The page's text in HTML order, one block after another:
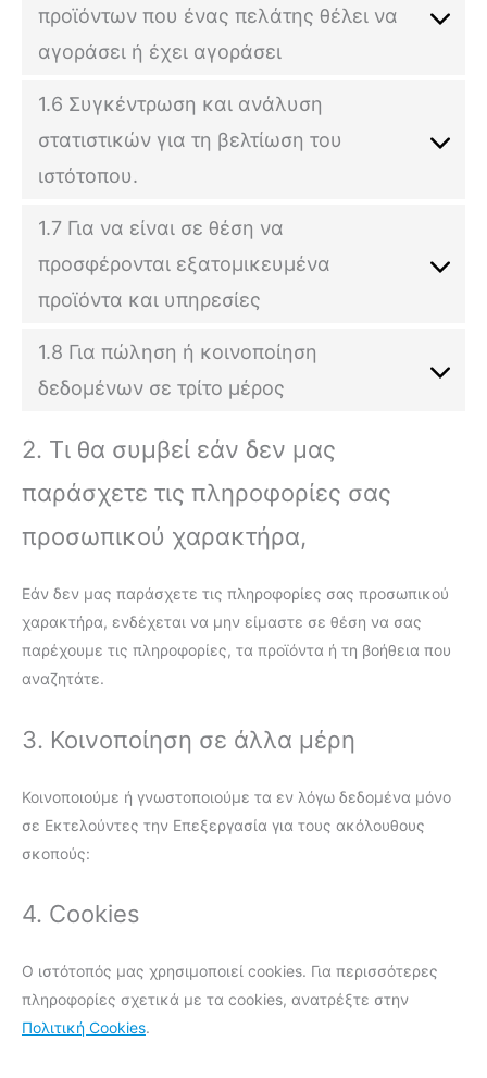
προϊόντων που ένας πελάτης θέλει να
αγοράσει ή έχει αγοράσει
1.6 Συγκέντρωση και ανάλυση
στατιστικών για τη βελτίωση του
ιστότοπου.
1.7 Για να είναι σε θέση να
προσφέρονται εξατομικευμένα
προϊόντα και υπηρεσίες
1.8 Για πώληση ή κοινοποίηση
δεδομένων σε τρίτο μέρος
2. Τι θα συμβεί εάν δεν μας
παράσχετε τις πληροφορίες σας
προσωπικού χαρακτήρα,
Εάν δεν μας παράσχετε τις πληροφορίες σας προσωπικού
χαρακτήρα, ενδέχεται να μην είμαστε σε θέση να σας
παρέχουμε τις πληροφορίες, τα προϊόντα ή τη βοήθεια που
αναζητάτε.
3. Κοινοποίηση σε άλλα μέρη
Κοινοποιούμε ή γνωστοποιούμε τα εν λόγω δεδομένα μόνο
σε Εκτελούντες την Επεξεργασία για τους ακόλουθους
σκοπούς:
4. Cookies
Ο ιστότοπός μας χρησιμοποιεί cookies. Για περισσότερες
πληροφορίες σχετικά με τα cookies, ανατρέξτε στην
Πολιτική Cookies.